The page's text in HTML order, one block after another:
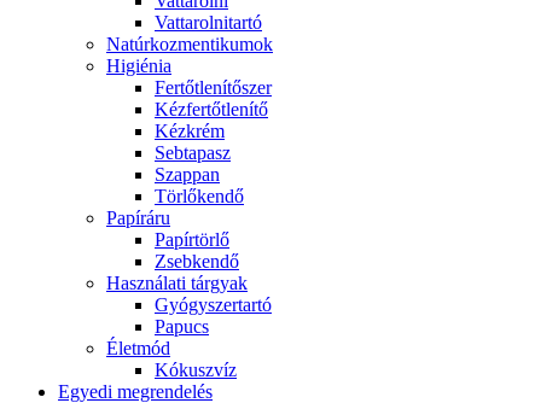
Vattarolnitartó
Natúrkozmentikumok
Higiénia
Fertőtlenítőszer
Kézfertőtlenítő
Kézkrém
Sebtapasz
Szappan
Törlőkendő
Papíráru
Papírtörlő
Zsebkendő
Használati tárgyak
Gyógyszertartó
Papucs
Életmód
Kókuszvíz
Egyedi megrendelés